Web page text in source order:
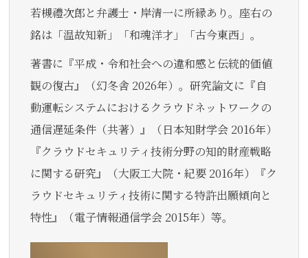
若槻禮次郎と弁護士・岸清一に所縁あり。座右の
銘は「温故知新」「和魂洋才」「古今東西」。
著書に『平成・令和社会への違和感と伝統的価値
観の復古』（幻冬舎 2026年）。研究論文に『自
動運転システムにおけるクラウドネットワークの
通信遅延条件（共著）』（日本知財学会 2016年）
『クラウドセキュリティ技術分野の知的財産戦略
に関する研究』（大阪工大院・紀要 2016年）『ク
ラウドセキュリティ技術に関する特許出願傾向と
特性』（電子情報通信学会 2015年）等。